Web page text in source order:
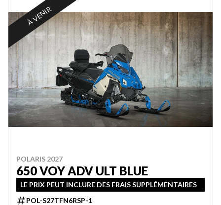
À VENIR
POLARIS 2027
650 VOY ADV ULT BLUE
LE PRIX PEUT INCLURE DES FRAIS SUPPLÉMENTAIRES
POL-S27TFN6RSP-1